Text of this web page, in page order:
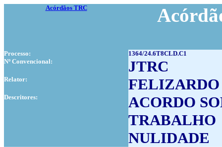
Acórdãos TRC
Processo:
1364/24.6T8CLD.C1
Nº Convencional:
JTRC
Relator: FELIZARDO
Descritores:
ACORDO
TRABALHO
NULIDADE